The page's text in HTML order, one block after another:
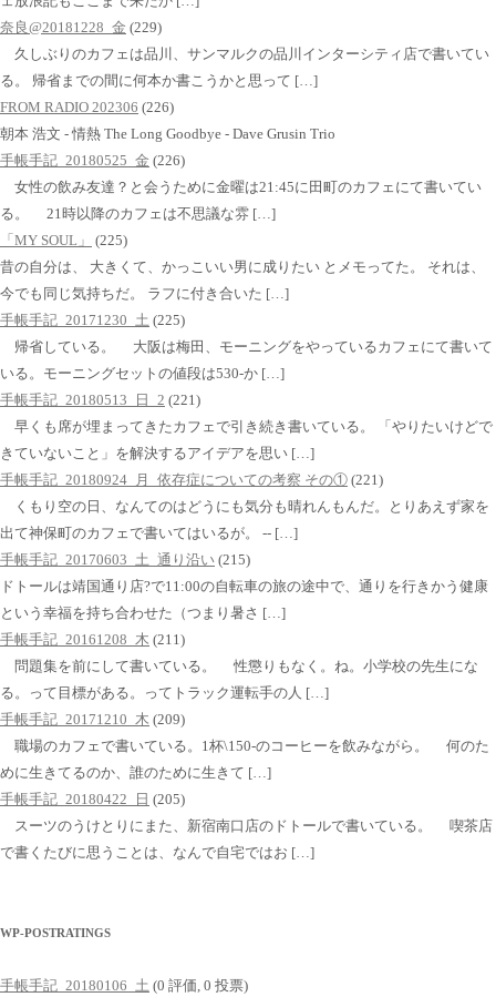
奈良@20181228_金 (229)
久しぶりのカフェは品川、サンマルクの品川インターシティ店で書いてい
る。 帰省までの間に何本か書こうかと思って […]
FROM RADIO 202306 (226)
朝本 浩文 - 情熱 The Long Goodbye - Dave Grusin Trio
手帳手記_20180525_金 (226)
女性の飲み友達？と会うために金曜は21:45に田町のカフェにて書いてい
る。 21時以降のカフェは不思議な雰 […]
「MY SOUL」
(225)
昔の自分は、 大きくて、かっこいい男に成りたい とメモってた。 それは、
今でも同じ気持ちだ。 ラフに付き合いた […]
手帳手記_20171230_土 (225)
帰省している。 大阪は梅田、モーニングをやっているカフェにて書いて
いる。モーニングセットの値段は530-か […]
手帳手記_20180513_日_2 (221)
早くも席が埋まってきたカフェで引き続き書いている。 「やりたいけどで
きていないこと」を解決するアイデアを思い […]
手帳手記_20180924_月_依存症についての考察 その① (221)
くもり空の日、なんてのはどうにも気分も晴れんもんだ。とりあえず家を
出て神保町のカフェで書いてはいるが。 -- […]
手帳手記_20170603_土_通り沿い (215)
ドトールは靖国通り店?で11:00の自転車の旅の途中で、通りを行きかう健康
という幸福を持ち合わせた（つまり暑さ […]
手帳手記_20161208_木 (211)
問題集を前にして書いている。 性懲りもなく。ね。小学校の先生にな
る。って目標がある。ってトラック運転手の人 […]
手帳手記_20171210_木 (209)
職場のカフェで書いている。1杯\150-のコーヒーを飲みながら。 何のた
めに生きてるのか、誰のために生きて […]
手帳手記_20180422_日 (205)
スーツのうけとりにまた、新宿南口店のドトールで書いている。 喫茶店
で書くたびに思うことは、なんで自宅ではお […]
WP-POSTRATINGS
手帳手記_20180106_土 (0 評価, 0 投票)